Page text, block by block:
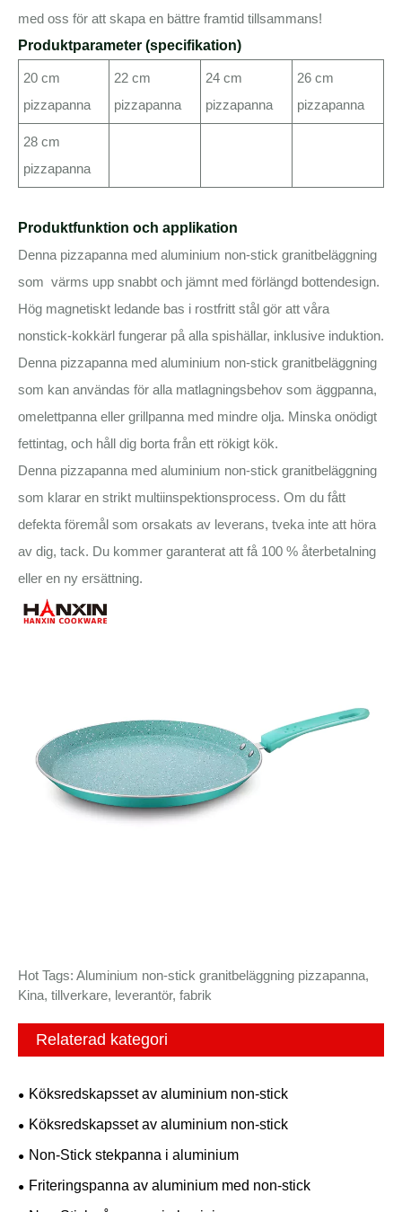
med oss ​​för att skapa en bättre framtid tillsammans!
Produktparameter (specifikation)
20 cm
pizzapanna
22 cm
pizzapanna
24 cm
pizzapanna
26 cm
pizzapanna
28 cm
pizzapanna
Produktfunktion och applikation
Denna pizzapanna med aluminium non-stick granitbeläggning
som värms upp snabbt och jämnt med förlängd bottendesign.
Hög magnetiskt ledande bas i rostfritt stål gör att våra
nonstick-kokkärl fungerar på alla spishällar, inklusive induktion.
Denna pizzapanna med aluminium non-stick granitbeläggning
som kan användas för alla matlagningsbehov som äggpanna,
omelettpanna eller grillpanna med mindre olja. Minska onödigt
fettintag, och håll dig borta från ett rökigt kök.
Denna pizzapanna med aluminium non-stick granitbeläggning
som klarar en strikt multiinspektionsprocess. Om du fått
defekta föremål som orsakats av leverans, tveka inte att höra
av dig, tack. Du kommer garanterat att få 100 % återbetalning
eller en ny ersättning.
Hot Tags: Aluminium non-stick granitbeläggning pizzapanna,
Kina, tillverkare, leverantör, fabrik
Relaterad kategori
Köksredskapsset av aluminium non-stick
Köksredskapsset av aluminium non-stick
Non-Stick stekpanna i aluminium
Friteringspanna av aluminium med non-stick